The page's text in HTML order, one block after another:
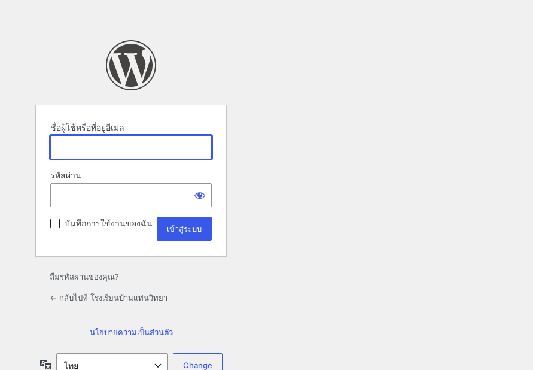
ชื่อผู้ใช้หรือที่อยู่อีเมล
รหัสผ่าน
บันทึกการใช้งานของฉัน
ลืมรหัสผ่านของคุณ?
← กลับไปที่ โรงเรียนบ้านแท่นวิทยา
นโยบายความเป็นส่วนตัว
ภาษา